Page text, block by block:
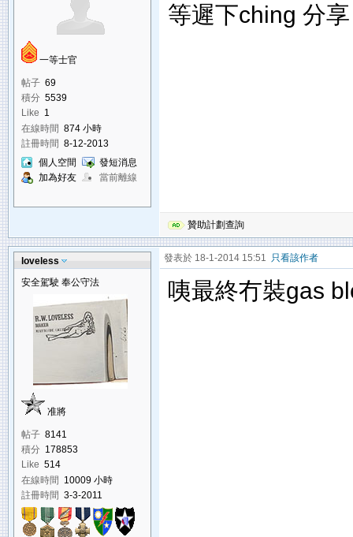
一等士官
帖子 69
積分 5539
Like 1
在線時間 874 小時
註冊時間 8-12-2013
個人空間
發短消息
加為好友
當前離線
等遲下ching 分
贊助計劃查詢
loveless
安全駕駛 奉公守法
准將
帖子 8141
積分 178853
Like 514
在線時間 10009 小時
註冊時間 3-3-2011
發表於 18-1-2014 15:51 只看該作者
咦最終冇裝gas